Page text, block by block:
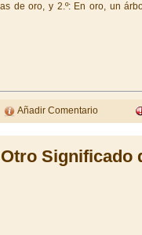
de oro, y 2.º: En oro, un
Añadir Comentario
Otro Significado